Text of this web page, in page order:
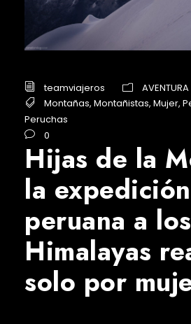
teamviajeros
AVENTURA
Montañas, Montañistas, Mujer,
Peruchas
0
Hijas de la
la expedición
peruana a los
Himalayas
solo por